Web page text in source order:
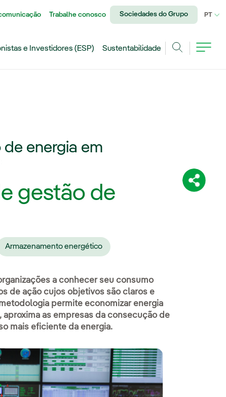
Trabalhe conosco Sociedades do Grupo PT
e Investidores (ESP)
Sustentabilidade
energia em
gestão de
Armazenamento energético
a conhecer seu consumo
de ação cujos objetivos são claros e
permite economizar energia
as empresas da consecução de
mais eficiente da energia.